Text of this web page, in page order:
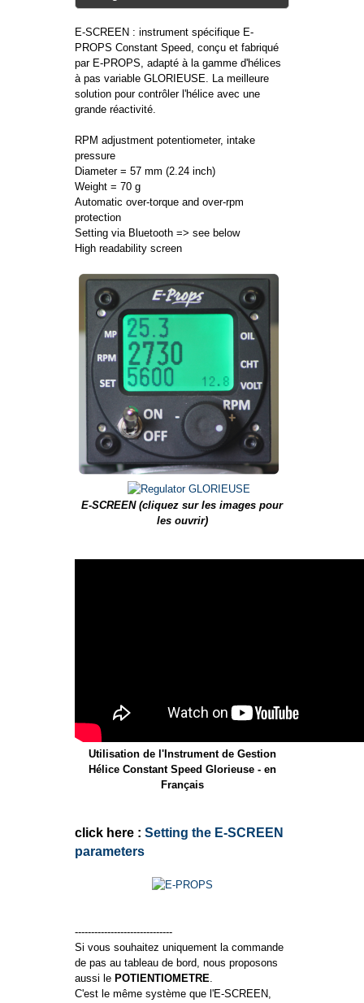
E-SCREEN : instrument spécifique E-
PROPS Constant Speed, conçu et fabriqué
par E-PROPS, adapté à la gamme d'hélices
à pas variable GLORIEUSE. La meilleure
solution pour contrôler l'hélice avec une
grande réactivité.
RPM adjustment potentiometer, intake
pressure
Diameter = 57 mm (2.24 inch)
Weight = 70 g
Automatic over-torque and over-rpm
protection
Setting via Bluetooth => see below
High readability screen
E-SCREEN (cliquez sur les images pour
les ouvrir)
Utilisation de l'Instrument de Gestion
Hélice Constant Speed Glorieuse - en
Français
click here :Setting the E-SCREEN
parameters
------------------------------
Si vous souhaitez uniquement la commande
de pas au tableau de bord, nous proposons
aussi lePOTIENTIOMETRE
C'est le même système que l'E-SCREEN,